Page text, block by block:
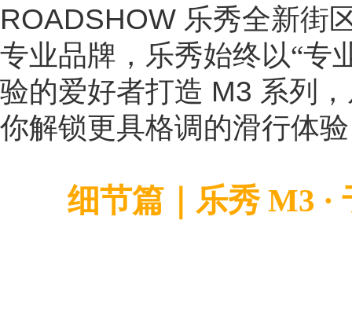
ROADSHOW 乐秀全新街
专业品牌，乐秀始终以“专
验的爱好者打造 M3 系列
你解锁更具格调的滑行体
细节篇｜乐秀 M3 ·